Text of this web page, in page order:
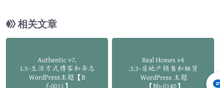
相关文章